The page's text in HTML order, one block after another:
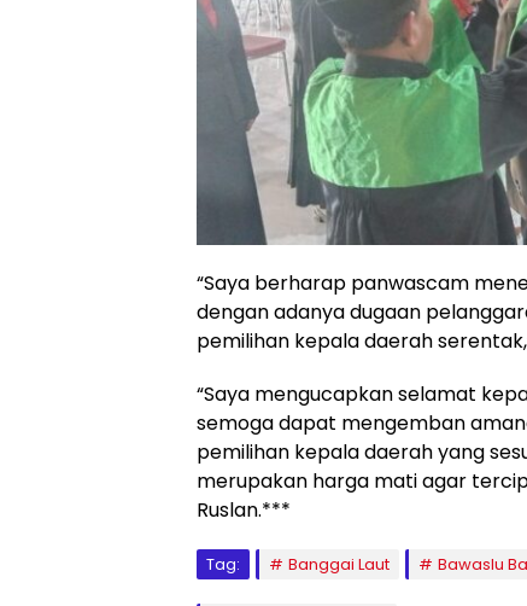
“Saya berharap panwascam
dengan adanya dugaan
pemilihan kepala daerah
“Saya mengucapkan selamat
semoga dapat mengemban
pemilihan kepala daerah yang
merupakan harga mati agar
Ruslan.***
Tag: Banggai Laut Bawaslu